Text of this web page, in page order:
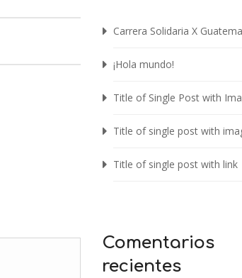
Carrera Solidaria X
¡Hola mundo!
Title of Single Post with
Title of single post with
Title of single post with link
Comentarios
recientes